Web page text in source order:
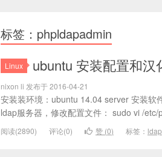
标签：phpldapadmin
Linux ubuntu 安装配置和汉
nixon li 发布于 2016-04-21
安装装环境：ubuntu 14.04 server 安装软
ldap服务器，修改配置文件： sudo vi /
阅读(2890) 评论(0) 赞 (0) 标签： ldap